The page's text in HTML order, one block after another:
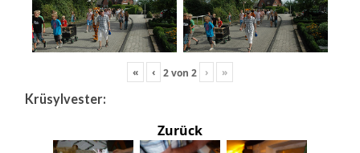
« ‹ 2von 2 › »
Krüsylvester:
Zurück